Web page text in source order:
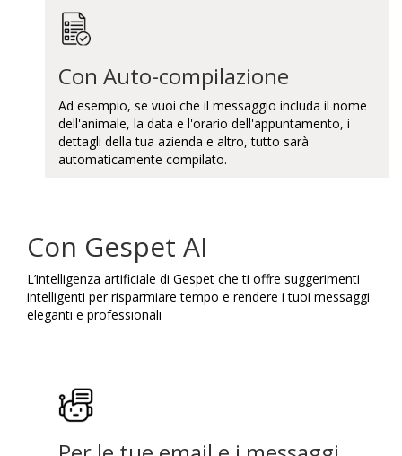
Con Auto-compilazione
Ad esempio, se vuoi che il messaggio includa il nome
dell'animale, la data e l'orario dell'appuntamento, i
dettagli della tua azienda e altro, tutto sarà
automaticamente compilato.
Con Gespet AI
L’intelligenza artificiale di Gespet che ti offre suggerimenti
intelligenti per risparmiare tempo e rendere i tuoi messaggi
eleganti e professionali